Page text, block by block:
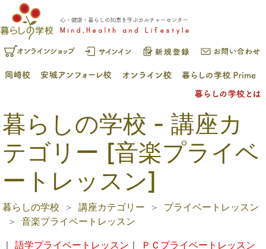
暮らしの学校 - 講座カ
テゴリー [音楽プライベ
ートレッスン]
暮らしの学校 講座カテゴリー
プライベートレッスン
音楽プライベートレッスン
｜ 語学プライベートレッスン ｜
ＰＣプライベートレッスン